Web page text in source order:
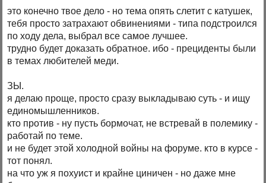
это конечно твое дело - но тема опять слетит с катушек,
тебя просто затрахают обвинениями - типа подстроился
по ходу дела, выбрал все самое лучшее.
трудно будет доказать обратное. ибо - прециденты были
в темах любителей меди.
ЗЫ.
я делаю проще, просто сразу выкладываю суть - и ищу
единомышленников.
кто против - ну пусть бормочат, не встревай в полемику -
работай по теме.
и не будет этой холодной войны на форуме. кто в курсе -
тот понял.
на что уж я похуист и крайне циничен - но даже мне